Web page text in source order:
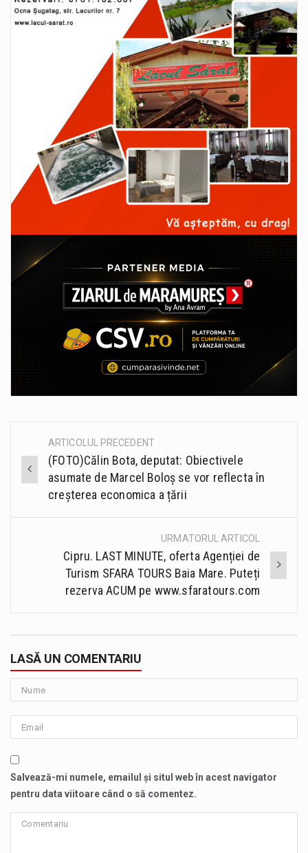
Post
navigation
ARTICOLUL PRECEDENT
(FOTO)Călin Bota, deputat: Obiectivele
asumate de Marcel Boloş se vor reflecta în
creșterea economica a țării
URMATORUL ARTICOL
Cipru. LAST MINUTE, oferta Agenției de
Turism SFARA TOURS Baia Mare. Puteți
rezerva ACUM pe www.sfaratours.com
LASĂ UN COMENTARIU
Salvează-mi numele, emailul și situl web în acest navigator
pentru data viitoare când o să comentez.